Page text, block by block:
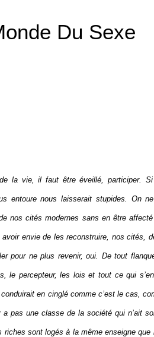
Du Sexe
la vie, il faut être éveillé, participer.
entoure nous laisserait stupides. On
nos cités modernes sans en être
envie de les reconstruire, nos cités,
pour ne plus revenir, oui. De tout
le percepteur, les lois et tout ce qui
en cinglé comme c’est le cas,
pas une classe de la société qui n’ait
sont logés à la même enseigne que